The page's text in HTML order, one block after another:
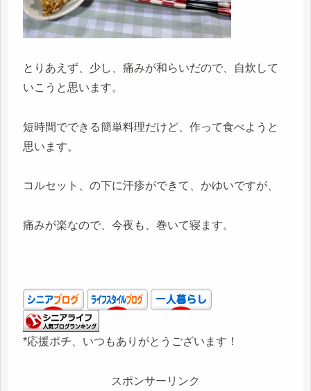
とりあえず、少し、痛みが和らいだので、自炊して
いこうと思います。
短時間でできる簡単料理だけど、作って食べようと
思います。
コルセット、の下に汗疹ができて、かゆいですが、
痛みが楽なので、今夜も、巻いて寝ます。
*応援ポチ、いつもありがとうございます！
スポンサーリンク